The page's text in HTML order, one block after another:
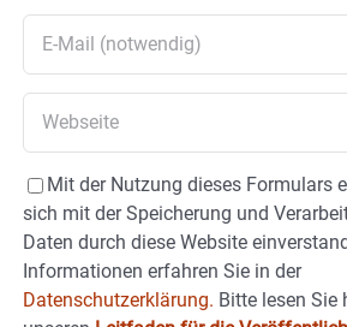
Mit der Nutzung dieses Formulars
sich mit der Speicherung und
Daten durch diese Website
Informationen erfahren Sie in der
Datenschutzerklärung. Bitte lesen Sie